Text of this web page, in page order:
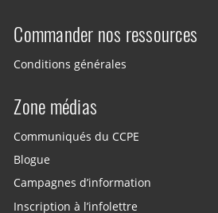
Commander nos ressources
Conditions générales
Zone médias
Communiqués du CCPE
Blogue
Campagnes d’information
Inscription à l’infolettre